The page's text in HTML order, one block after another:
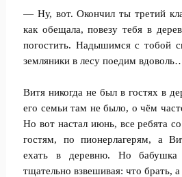
— Ну, вот. Окончил ты третий
как обещала, повезу тебя в
погостить. Надышимся с тобой
земляники в лесу поедим
Витя никогда не был в гостях в
его семьи там не было, о чём
Но вот настал июнь, все ребята
гостям, по пионерлагерям, а
ехать в деревню. Но бабушка
тщательно взвешивая: что брать,